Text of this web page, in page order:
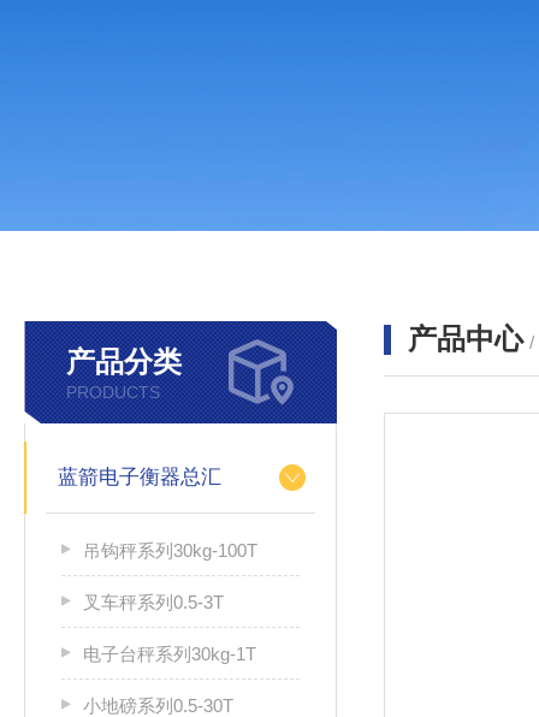
产品分类
PRODUCTS
蓝箭电子衡器总汇
吊钩秤系列30kg-100T
叉车秤系列0.5-3T
电子台秤系列30kg-1T
小地磅系列0.5-30T
产品中心 /